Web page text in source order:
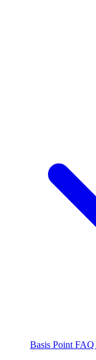
Basis Point FAQ